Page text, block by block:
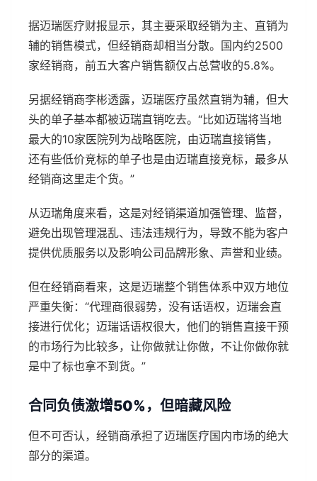
据迈瑞医疗财报显示，其主要采取经销为主、直销为
辅的销售模式，但经销商却相当分散。国内约2500
家经销商，前五大客户销售额仅占总营收的5.8%。
另据经销商李彬透露，迈瑞医疗虽然直销为辅，但大
头的单子基本都被迈瑞直销吃去。“比如迈瑞将当地
最大的10家医院列为战略医院，由迈瑞直接销售，
还有些低价竞标的单子也是由迈瑞直接竞标，最多从
经销商这里走个货。”
从迈瑞角度来看，这是对经销渠道加强管理、监督，
避免出现管理混乱、违法违规行为，导致不能为客户
提供优质服务以及影响公司品牌形象、声誉和业绩。
但在经销商看来，这是迈瑞整个销售体系中双方地位
严重失衡：“代理商很弱势，没有话语权，迈瑞会直
接进行优化；迈瑞话语权很大，他们的销售直接干预
的市场行为比较多，让你做就让你做，不让你做你就
是中了标也拿不到货。”
合同负债激增50%，但暗藏风险
但不可否认，经销商承担了迈瑞医疗国内市场的绝大
部分的渠道。